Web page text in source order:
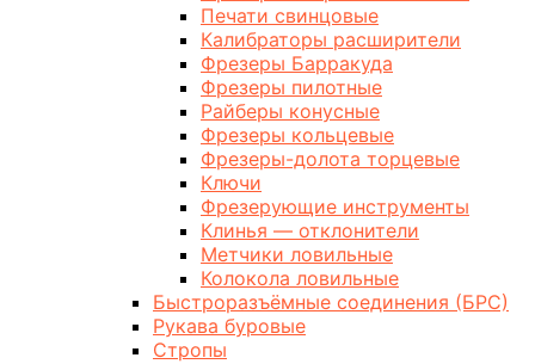
Печати свинцовые
Калибраторы расширители
Фрезеры Барракуда
Фрезеры пилотные
Райберы конусные
Фрезеры кольцевые
Фрезеры-долота торцевые
Ключи
Фрезерующие инструменты
Клинья — отклонители
Метчики ловильные
Колокола ловильные
Быстроразъёмные соединения (БРС)
Рукава буровые
Стропы